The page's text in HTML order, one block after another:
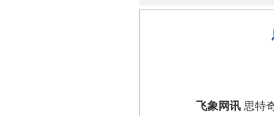
飞象网讯思特